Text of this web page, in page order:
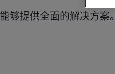
够提供全面的解决方案